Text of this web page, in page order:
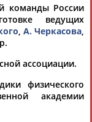
Артур
АБДРАХМАНОВ
команды России
ведущих
, А. Черкасова,
ассоциации.
физического
академии